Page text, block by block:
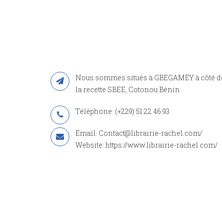
Nous sommes situés à GBEGAMEY à côté
la recette SBEE, Cotonou Bénin
Téléphone: (+229) 51 22 46 93
Email: Contact@librairie-rachel.com/
Website: https://www.librairie-rachel.com/